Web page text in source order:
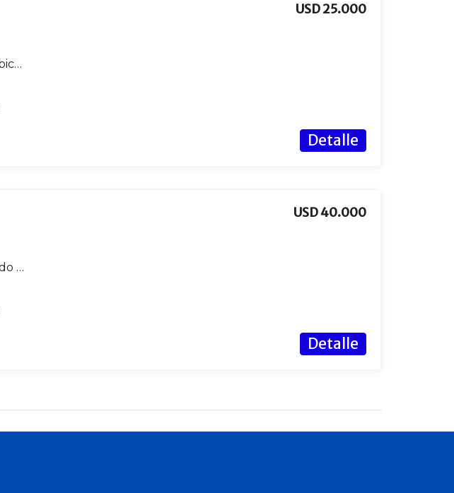
Terreno / Lote en venta de 5701.08m2 ubicado en Carpintería
USD 25.000
Detalle
Terreno / Lote en venta de 997m2 ubicado en Carpintería
USD 40.000
Detalle